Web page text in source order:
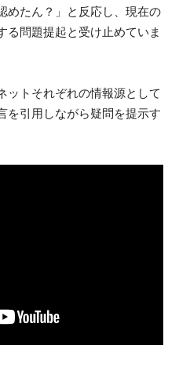
めたん？」と反応し、現在の
る問題提起と受け止めていま
ットそれぞれの情報源として
を引用しながら疑問を提示す